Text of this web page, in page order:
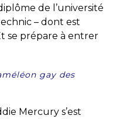
de l’université
– dont est
se prépare à entrer
gay des
Mercury s’est